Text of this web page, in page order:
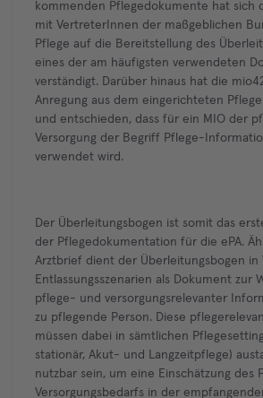
kommenden Pflegedokumente hat sich
mit VertreterInnen der maßgeblichen
Pflege auf die Bereitstellung des
eines der am häufigsten verwendeten
verständigt. Darüber hinaus hat die
Anregung aus dem eingerichteten
und entschieden, dass für ein MIO der
Versorgung der Begriff Pflege-
verwendet wird.
Der Überleitungsbogen ist somit das
der Pflegedokumentation für die ePA.
Arztbrief dient der Überleitungsbogen in
Entlassungsszenarien als Dokument zur
pflege- und versorgungsrelevanter
zu pflegende Person. Diese
müssen dabei in sämtlichen
stationär, Akut- und Langzeitpflege)
nutzbar sein, um eine Einschätzung des
Versorgungsbedarfs in der